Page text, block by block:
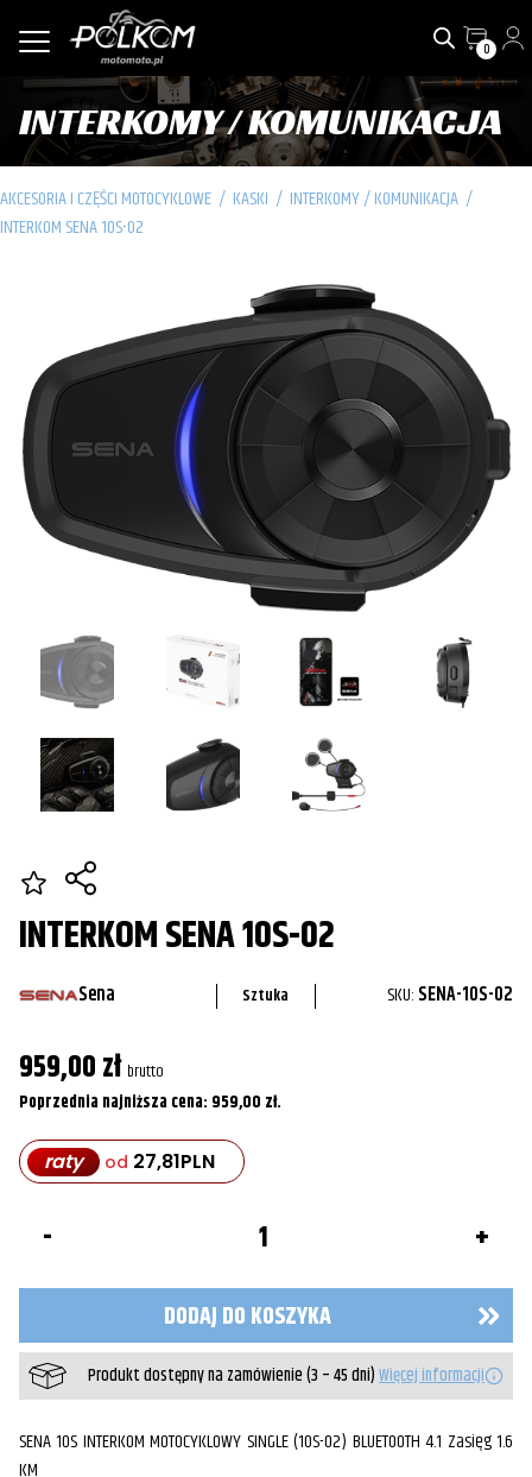
0
INTERKOMY / KOMUNIKACJA
AKCESORIA I CZĘŚCI MOTOCYKLOWE / KASKI / INTERKOMY / KOMUNIKACJA /
INTERKOM SENA 10S-02
INTERKOM SENA 10S-02
Sena Sztuka SKU: SENA-10S-02
959,00zł brutto
Poprzednia najniższa cena: 959,00 zł.
raty od 27,81PLN
02
DODAJ DO KOSZYKA
Produkt dostępny na zamówienie (3 – 45 dni)Więcej informacji
SENA 10S INTERKOM MOTOCYKLOWY SINGLE (10S-02) BLUETOOTH 4.1 Zasięg 1.6
KM